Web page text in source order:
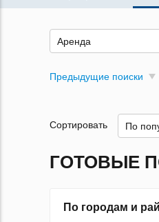
Аренда
Предыдущие поиски
Сортировать По
ГОТОВЫЕ
По городам и